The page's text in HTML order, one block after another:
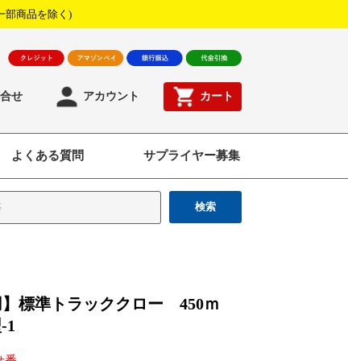
部商品を除く)
せ アカウント カート
よくある質問 サプライヤー募集
検索
】標準トラッククロー 450ｍ
1